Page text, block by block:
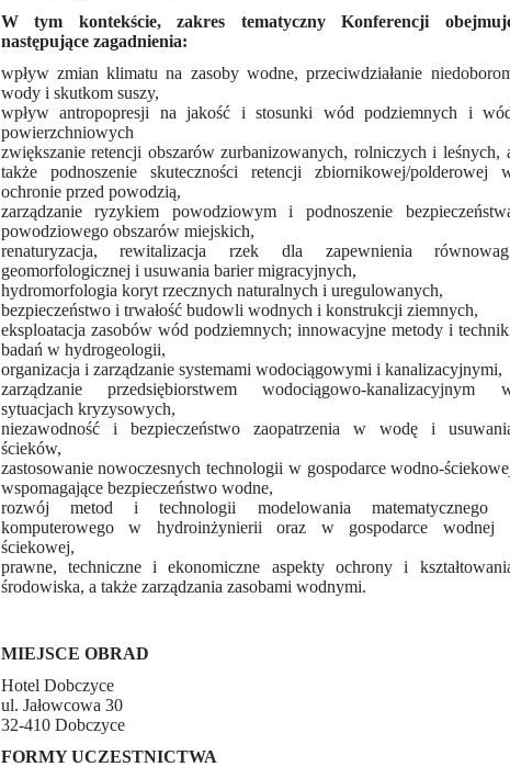
W tym kontekście, zakres tematyczny Konferencji
następujące zagadnienia:
wpływ zmian klimatu na zasoby wodne, przeciwdziałanie
wody i skutkom suszy,
wpływ antropopresji na jakość i stosunki wód podziemnych i
powierzchniowych
zwiększanie retencji obszarów zurbanizowanych, rolniczych i leśnych,
także podnoszenie skuteczności retencji zbiornikowej/polderowej
ochronie przed powodzią,
zarządzanie ryzykiem powodziowym i podnoszenie
powodziowego obszarów miejskich,
renaturyzacja, rewitalizacja rzek dla zapewnienia
geomorfologicznej i usuwania barier migracyjnych,
hydromorfologia koryt rzecznych naturalnych i uregulowanych,
bezpieczeństwo i trwałość budowli wodnych i konstrukcji ziemnych,
eksploatacja zasobów wód podziemnych; innowacyjne metody i
badań w hydrogeologii,
organizacja i zarządzanie systemami wodociągowymi i kanalizacyjnymi,
zarządzanie przedsiębiorstwem wodociągowo-kanalizacyjnym
sytuacjach kryzysowych,
niezawodność i bezpieczeństwo zaopatrzenia w wodę i
ścieków,
zastosowanie nowoczesnych technologii w gospodarce wodno-
wspomagające bezpieczeństwo wodne,
rozwój metod i technologii modelowania matematycznego
komputerowego w hydroinżynierii oraz w gospodarce wodnej
ściekowej,
prawne, techniczne i ekonomiczne aspekty ochrony i
środowiska, a także zarządzania zasobami wodnymi.
MIEJSCE OBRAD
Hotel Dobczyce
ul. Jałowcowa 30
32-410 Dobczyce
FORMY UCZESTNICTWA